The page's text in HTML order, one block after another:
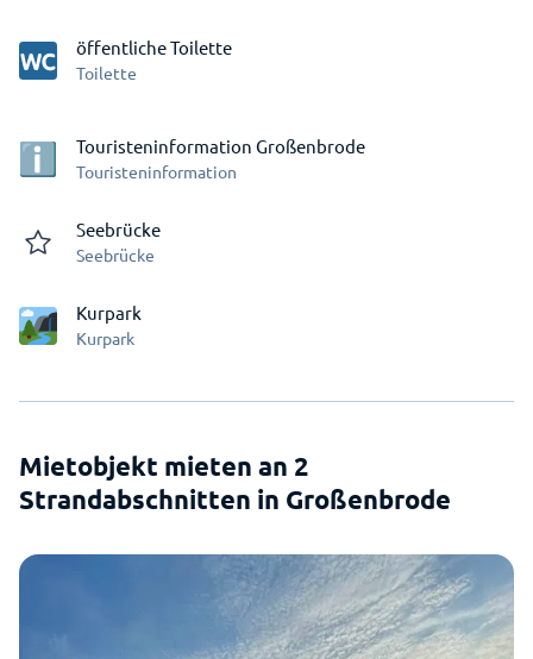
öffentliche Toilette
Toilette
Touristeninformation Großenbrode
Touristeninformation
Seebrücke
Seebrücke
Kurpark
Kurpark
Mietobjekt mieten an 2
Strandabschnitten in Großenbrode